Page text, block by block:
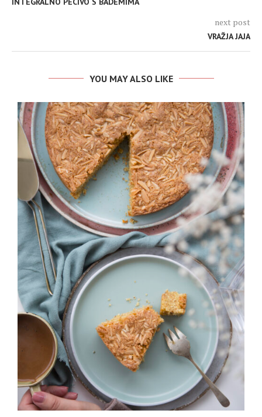
next post
VRAŽJA JAJA
YOU MAY ALSO LIKE